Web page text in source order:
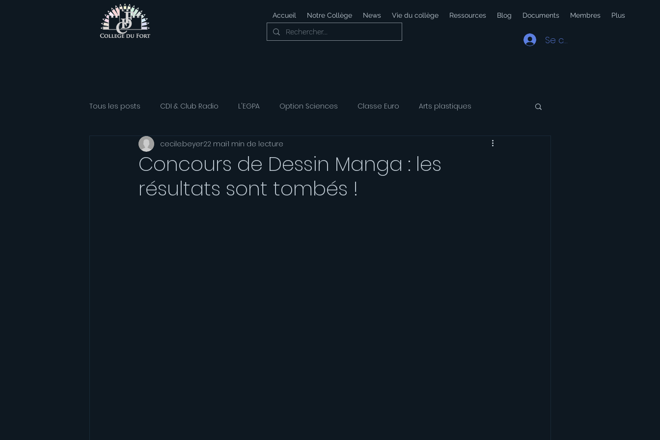
Accueil Notre Collège News Vie du collège Ressources Blog Documents Membres Plus
Se connecter
Tous les posts CDI & Club Radio L'EGPA Option Sciences Classe Euro Arts plastiques
Classe Athlétisme Option Développement Durable Voyage
Association sportive Français Option Musique Option Théatre
Concours de Dessin Manga : les
résultats sont tombés !
cecile.beyer22 mai1 min de lecture